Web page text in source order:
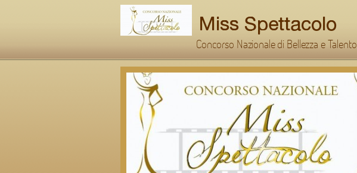
Concorso Nazionale di Bellezza e Talento